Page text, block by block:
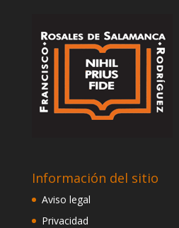
Información del sitio
Aviso legal
Privacidad